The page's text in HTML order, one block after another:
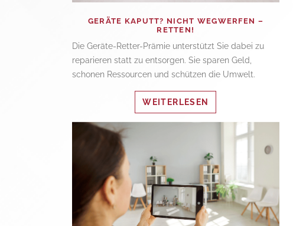
GERÄTE KAPUTT? NICHT WEGWERFEN –
RETTEN!
Die Geräte-Retter-Prämie unterstützt Sie dabei zu
reparieren statt zu entsorgen. Sie sparen Geld,
schonen Ressourcen und schützen die Umwelt.
WEITERLESEN